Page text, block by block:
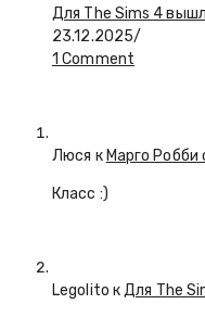
Для The Sims 4
23.12.2025/
1 Comment
Люся к Марго
Класс :)
Legolito кДля The